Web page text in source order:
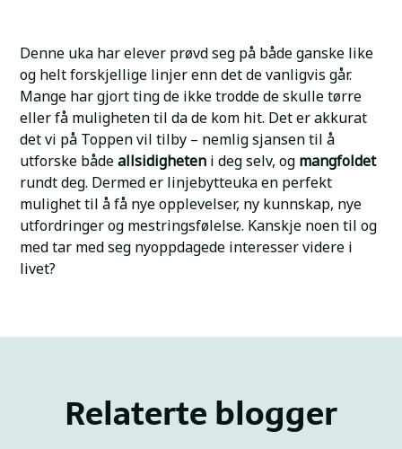
Denne uka har elever prøvd seg på både ganske like
og helt forskjellige linjer enn det de vanligvis går.
Mange har gjort ting de ikke trodde de skulle tørre
eller få muligheten til da de kom hit. Det er akkurat
det vi på Toppen vil tilby – nemlig sjansen til å
utforske bådeallsidigheten i deg selv, og mangfoldet
rundt deg. Dermed er linjebytteuka en perfekt
mulighet til å få nye opplevelser, ny kunnskap, nye
utfordringer og mestringsfølelse. Kanskje noen til og
med tar med seg nyoppdagede interesser videre i
livet?
Relaterte blogger